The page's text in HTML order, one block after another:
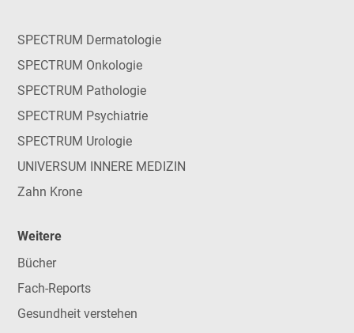
SPECTRUM Dermatologie
SPECTRUM Onkologie
SPECTRUM Pathologie
SPECTRUM Psychiatrie
SPECTRUM Urologie
UNIVERSUM INNERE MEDIZIN
Zahn Krone
Weitere
Bücher
Fach-Reports
Gesundheit verstehen